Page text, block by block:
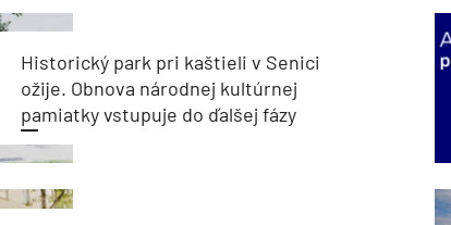
Historický park pri kaštieli v Senici
ožije. Obnova národnej kultúrnej
pamiatky vstupuje do ďalšej fázy